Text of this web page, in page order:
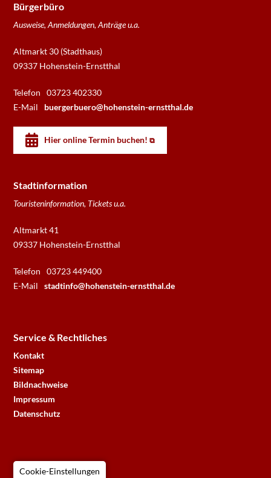
Bürgerbüro
Ausweise, Anmeldungen, Anträge u.a.
Altmarkt 30 (Stadthaus)
09337 Hohenstein-Ernstthal
Telefon
03723 402330
E-Mail
buergerbuero@hohenstein-ernstthal.de
Hier online Termin buchen!
Stadtinformation
Touristeninformation, Tickets u.a.
Altmarkt 41
09337 Hohenstein-Ernstthal
Telefon
03723 449400
E-Mail
stadtinfo@hohenstein-ernstthal.de
Service & Rechtliches
Kontakt
Sitemap
Bildnachweise
Impressum
Datenschutz
Cookie-Einstellungen